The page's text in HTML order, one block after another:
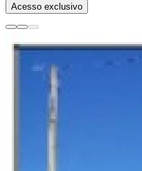
Acesso exclusivo